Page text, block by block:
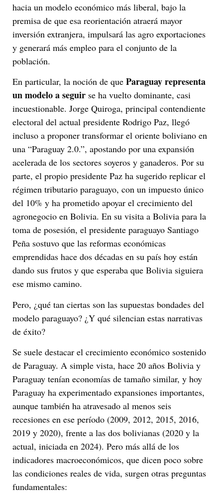
hacia un modelo económico más liberal, bajo la
premisa de que esa reorientación atraerá mayor
inversión extranjera, impulsará las agro exportaciones
y generará más empleo para el conjunto de la
población.
En particular, la noción de que Paraguay representa
un modelo a seguir se ha vuelto dominante, casi
incuestionable. Jorge Quiroga, principal contendiente
electoral del actual presidente Rodrigo Paz, llegó
incluso a proponer transformar el oriente boliviano en
una “Paraguay 2.0.”, apostando por una expansión
acelerada de los sectores soyeros y ganaderos. Por su
parte, el propio presidente Paz ha sugerido replicar el
régimen tributario paraguayo, con un impuesto único
del 10% y ha prometido apoyar el crecimiento del
agronegocio en Bolivia. En su visita a Bolivia para la
toma de posesión, el presidente paraguayo Santiago
Peña sostuvo que las reformas económicas
emprendidas hace dos décadas en su país hoy están
dando sus frutos y que esperaba que Bolivia siguiera
ese mismo camino.
Pero, ¿qué tan ciertas son las supuestas bondades del
modelo paraguayo? ¿Y qué silencian estas narrativas
de éxito?
Se suele destacar el crecimiento económico sostenido
de Paraguay. A simple vista, hace 20 años Bolivia y
Paraguay tenían economías de tamaño similar, y hoy
Paraguay ha experimentado expansiones importantes,
aunque también ha atravesado al menos seis
recesiones en ese período (2009, 2012, 2015, 2016,
2019 y 2020), frente a las dos bolivianas (2020 y la
actual, iniciada en 2024). Pero más allá de los
indicadores macroeconómicos, que dicen poco sobre
las condiciones reales de vida, surgen otras preguntas
fundamentales: